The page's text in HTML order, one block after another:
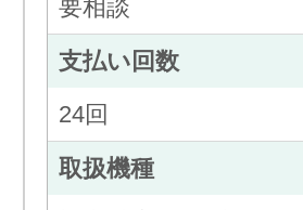
要相談
支払い回数
24回
取扱機種